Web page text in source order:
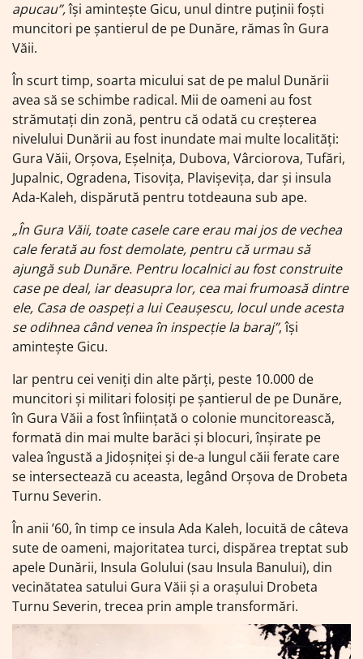
apucau”,își amintește Gicu, unul dintre puținii foști
muncitori pe șantierul de pe Dunăre, rămas în Gura
Văii.
În scurt timp, soarta micului sat de pe malul Dunării
avea să se schimbe radical. Mii de oameni au fost
strămutați din zonă, pentru că odată cu creșterea
nivelului Dunării au fost inundate mai multe localități:
Gura Văii, Orșova, Eșelnița, Dubova, Vârciorova, Tufări,
Jupalnic, Ogradena, Tisovița, Plavișevița, dar și insula
Ada-Kaleh, dispărută pentru totdeauna sub ape.
„În Gura Văii, toate casele care erau mai jos de vechea
cale ferată au fost demolate, pentru că urmau să
ajungă sub Dunăre. Pentru localnici au fost construite
case pe deal, iar deasupra lor, cea mai frumoasă dintre
ele, Casa de oaspeți a lui Ceaușescu, locul unde acesta
se odihnea când venea în inspecție la baraj”, își
amintește Gicu.
Iar pentru cei veniți din alte părți, peste 10.000 de
muncitori și militari folosiți pe șantierul de pe Dunăre,
în Gura Văii a fost înființată o colonie muncitorească,
formată din mai multe barăci și blocuri, înșirate pe
valea îngustă a Jidoșniței și de-a lungul căii ferate care
se intersectează cu aceasta, legând Orșova de Drobeta
Turnu Severin.
În anii ’60, în timp ce insula Ada Kaleh, locuită de câteva
sute de oameni, majoritatea turci, dispărea treptat sub
apele Dunării, Insula Golului (sau Insula Banului), din
vecinătatea satului Gura Văii și a orașului Drobeta
Turnu Severin, trecea prin ample transformări.